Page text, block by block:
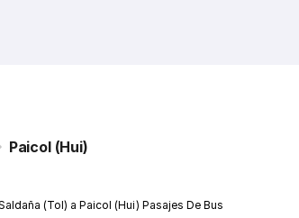
Paicol (Hui)
Saldaña (Tol) a Paicol (Hui) Pasajes De Bus